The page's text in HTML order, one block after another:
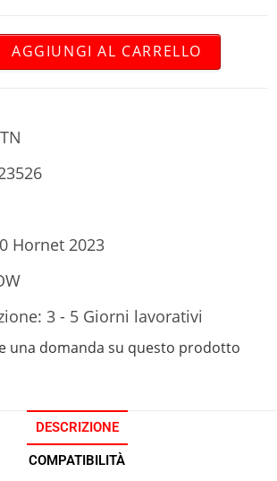
AGGIUNGI AL CARRELLO
Hornet 2023
3 - 5 Giorni lavorativi
una domanda su questo prodotto
DESCRIZIONE
COMPATIBILITÀ